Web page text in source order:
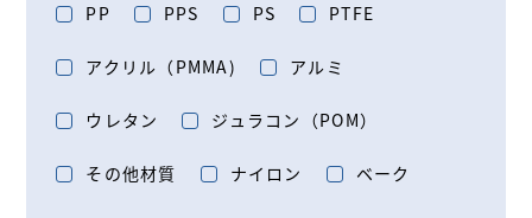
PP PPS PS PTFE
アクリル（PMMA) アルミ
ウレタン ジュラコン（POM）
その他材質 ナイロン ベーク